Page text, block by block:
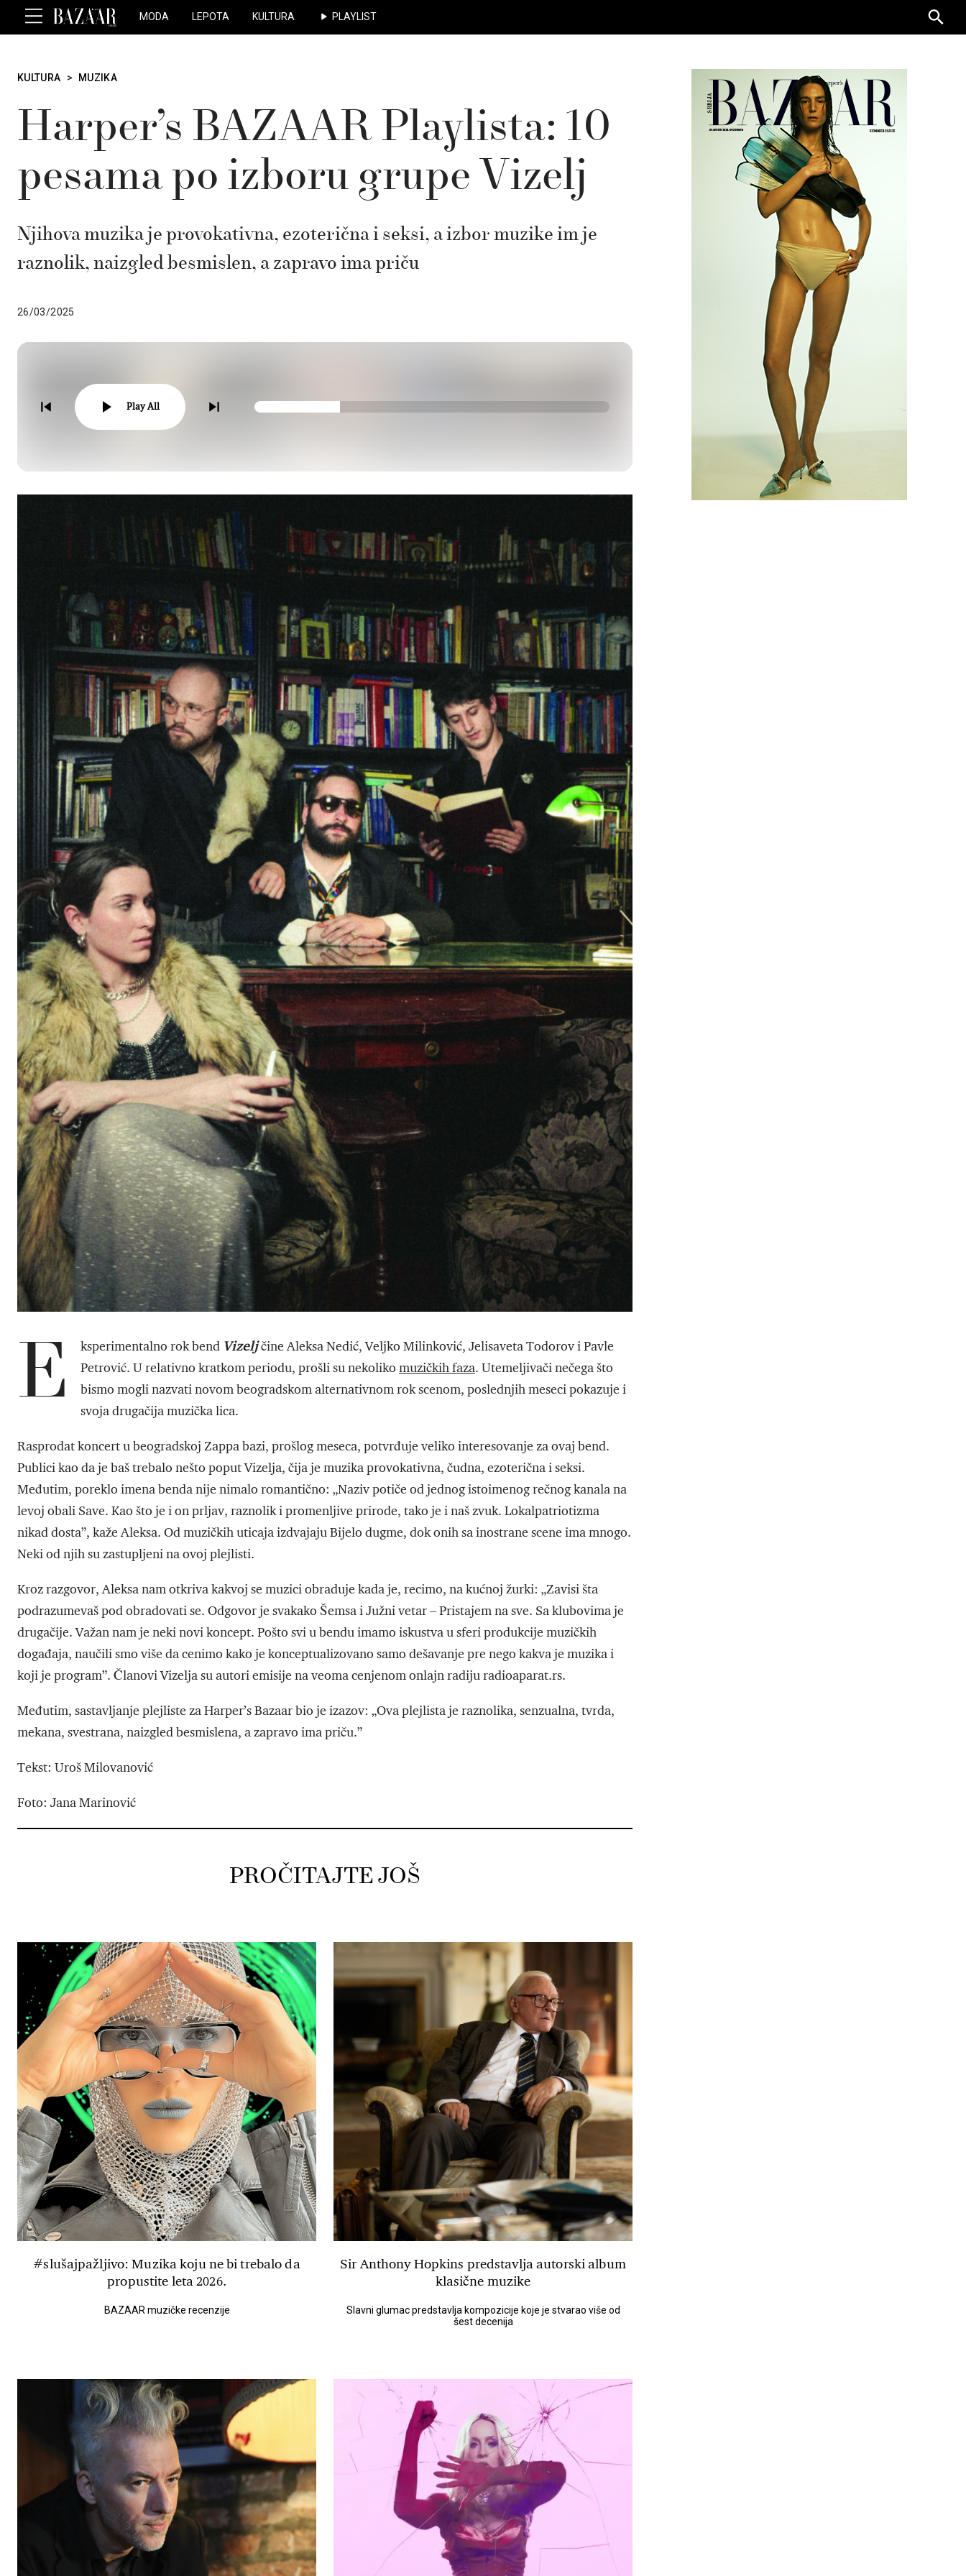
MODA LEPOTA KULTURA PLAYLIST
for:
KULTURA > MUZIKA
Harper’s BAZAAR Playlista: 10
pesama po izboru grupe Vizelj
Njihova muzika je provokativna, ezoterična i seksi, a izbor muzike im je
raznolik, naizgled besmislen, a zapravo ima priču
26/03/2025
Play All
E ksperimentalno rok bend Vizeljčine Aleksa Nedić, Veljko Milinković, Jelisaveta Todorov i Pavle
Petrović. U relativno kratkom periodu, prošli su nekoliko muzičkih faza. Utemeljivači nečega što
bismo mogli nazvati novom beogradskom alternativnom rok scenom, poslednjih meseci pokazuje i
svoja drugačija muzička lica.
Rasprodat koncert u beogradskoj Zappa bazi, prošlog meseca, potvrđuje veliko interesovanje za ovaj bend.
Publici kao da je baš trebalo nešto poput Vizelja, čija je muzika provokativna, čudna, ezoterična i seksi.
Međutim, poreklo imena benda nije nimalo romantično: „Naziv potiče od jednog istoimenog rečnog kanala na
levoj obali Save. Kao što je i on prljav, raznolik i promenljive prirode, tako je i naš zvuk. Lokalpatriotizma
nikad dosta”, kaže Aleksa. Od muzičkih uticaja izdvajaju Bijelo dugme, dok onih sa inostrane scene ima mnogo.
Neki od njih su zastupljeni na ovoj plejlisti.
Kroz razgovor, Aleksa nam otkriva kakvoj se muzici obraduje kada je, recimo, na kućnoj žurki: „Zavisi šta
podrazumevaš pod obradovati se. Odgovor je svakako Šemsa i Južni vetar – Pristajem na sve. Sa klubovima je
drugačije. Važan nam je neki novi koncept. Pošto svi u bendu imamo iskustva u sferi produkcije muzičkih
događaja, naučili smo više da cenimo kako je konceptualizovano samo dešavanje pre nego kakva je muzika i
koji je program”. Članovi Vizelja su autori emisije na veoma cenjenom onlajn radiju radioaparat.rs.
Međutim, sastavljanje plejliste za Harper’s Bazaar bio je izazov: „Ova plejlista je raznolika, senzualna, tvrda,
mekana, svestrana, naizgled besmislena, a zapravo ima priču.”
Tekst: Uroš Milovanović
Foto: Jana Marinović
PROČITAJTE JOŠ
#slušajpažljivo: Muzika koju ne bi trebalo da
propustite leta 2026.
BAZAAR muzičke recenzije
Sir Anthony Hopkins predstavlja autorski album
klasične muzike
Slavni glumac predstavlja kompozicije koje je stvarao više od
šest decenija